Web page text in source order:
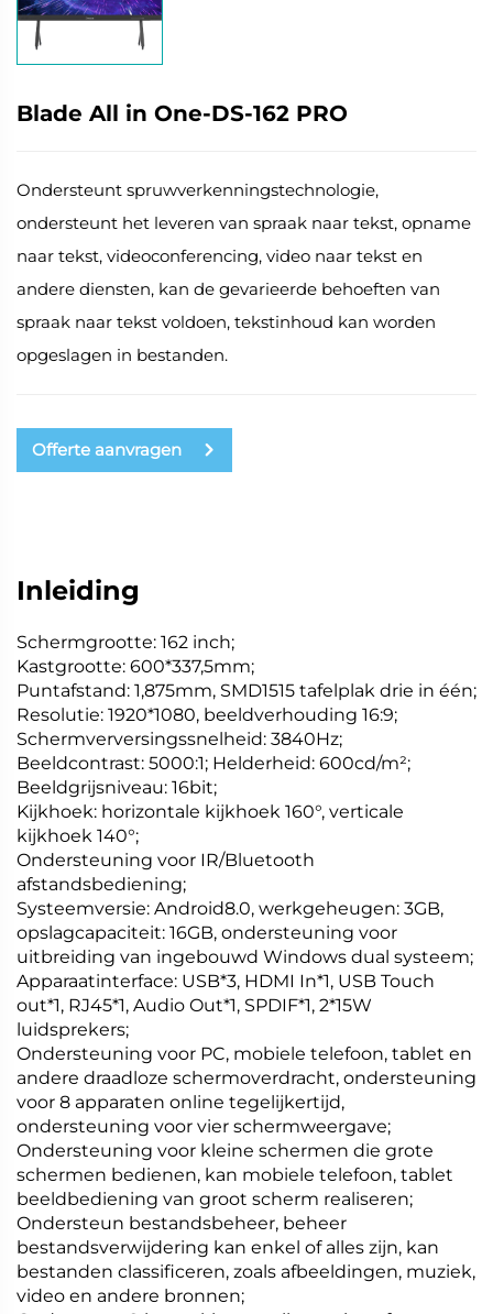
Blade All in One-DS-162 PRO
Ondersteunt spruwverkenningstechnologie,
ondersteunt het leveren van spraak naar tekst, opname
naar tekst, videoconferencing, video naar tekst en
andere diensten, kan de gevarieerde behoeften van
spraak naar tekst voldoen, tekstinhoud kan worden
opgeslagen in bestanden.
Offerte aanvragen
Inleiding
Schermgrootte: 162 inch;
Kastgrootte: 600*337,5mm;
Puntafstand: 1,875mm, SMD1515 tafelplak drie in één;
Resolutie: 1920*1080, beeldverhouding 16:9;
Schermverversingssnelheid: 3840Hz;
Beeldcontrast: 5000:1; Helderheid: 600cd/m²;
Beeldgrijsniveau: 16bit;
Kijkhoek: horizontale kijkhoek 160°, verticale
kijkhoek 140°;
Ondersteuning voor IR/Bluetooth
afstandsbediening;
Systeemversie: Android8.0, werkgeheugen: 3GB,
opslagcapaciteit: 16GB, ondersteuning voor
uitbreiding van ingebouwd Windows dual systeem;
Apparaatinterface: USB*3, HDMI In*1, USB Touch
out*1, RJ45*1, Audio Out*1, SPDIF*1, 2*15W
luidsprekers;
Ondersteuning voor PC, mobiele telefoon, tablet en
andere draadloze schermoverdracht, ondersteuning
voor 8 apparaten online tegelijkertijd,
ondersteuning voor vier schermweergave;
Ondersteuning voor kleine schermen die grote
schermen bedienen, kan mobiele telefoon, tablet
beeldbediening van groot scherm realiseren;
Ondersteun bestandsbeheer, beheer
bestandsverwijdering kan enkel of alles zijn, kan
bestanden classificeren, zoals afbeeldingen, muziek,
video en andere bronnen;